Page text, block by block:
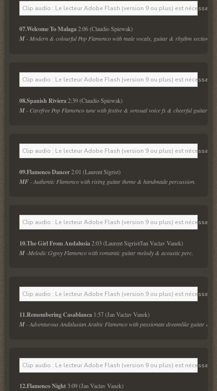
Clip audio : Le lecteur Adobe Flash (version 9 ou plus) est
07.Welcome To Malaga 2:06 (Claudio Spiewak)
M - Modern & colourful Pop Flamenco with male vocals, guitar & rhythm section.
Clip audio : Le lecteur Adobe Flash (version 9 ou plus) est
08.Spanish Riviera 2:39 (Claudio Spiewak)
M - Carefree Pop Flamenco tune with festive & sensual voice fx & cheerful guitars.
Clip audio : Le lecteur Adobe Flash (version 9 ou plus) est
09.Flamenco Dancer 2:01 (Laurent Sigrist)
MF - Authentic Flamenco with rising guitar theme & handmade percussion.
Clip audio : Le lecteur Adobe Flash (version 9 ou plus) est
10.The Girl From Andalusia 2:03 (Laurent Sigrist/Jan Vaclav Vanek)
M -Melodic Gypsy Flamenco with romantic guitar melody & acoustic perc.
Clip audio : Le lecteur Adobe Flash (version 9 ou plus) est
11.Remembering Casablanca 1:57 (Jan Vaclav Vanek)
M - Adventurous Andalusian Arabic Flamenco with passionate dreamlike guitar &
Clip audio : Le lecteur Adobe Flash (version 9 ou plus) est
12.Flamenco Night 3:09 (Jan Vaclav Vanek)